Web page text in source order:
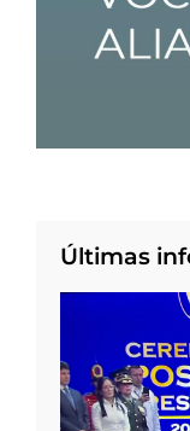
Últimas